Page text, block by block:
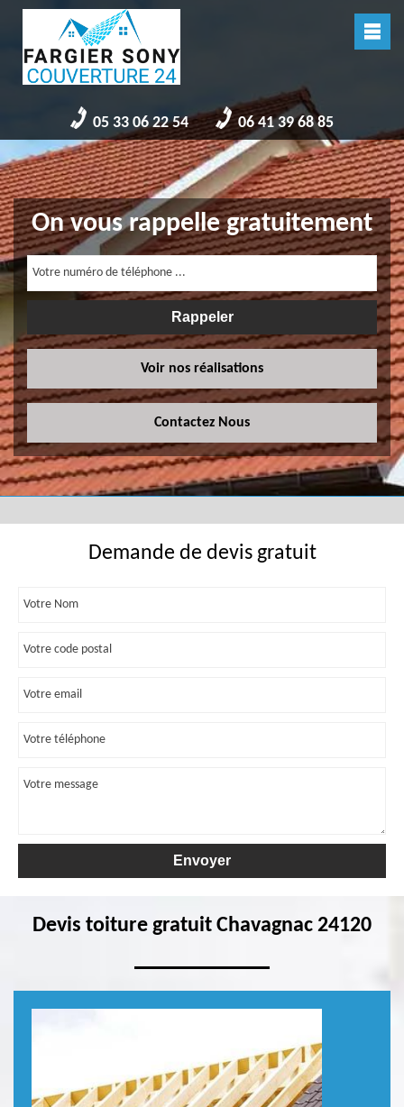
05 33 06 22 54 06 41 39 68 85
On vous rappelle gratuitement
Voir nos réalisations
Contactez Nous
Demande de devis gratuit
Devis toiture gratuit Chavagnac 24120